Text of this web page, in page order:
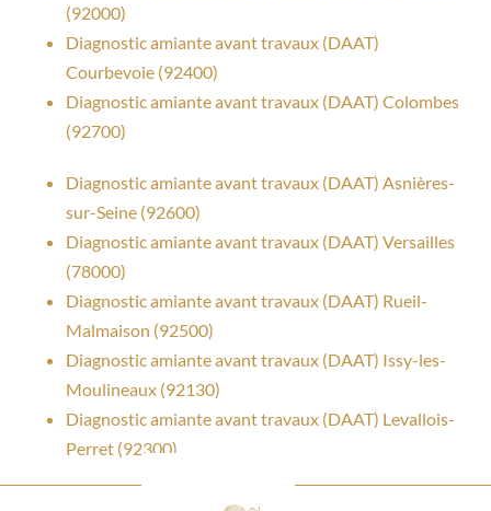
(92000)
Diagnostic amiante avant travaux (DAAT)
Courbevoie (92400)
Diagnostic amiante avant travaux (DAAT) Colombes
(92700)
Diagnostic amiante avant travaux (DAAT) Asnières-
sur-Seine (92600)
Diagnostic amiante avant travaux (DAAT) Versailles
(78000)
Diagnostic amiante avant travaux (DAAT) Rueil-
Malmaison (92500)
Diagnostic amiante avant travaux (DAAT) Issy-les-
Moulineaux (92130)
Diagnostic amiante avant travaux (DAAT) Levallois-
Perret (92300)